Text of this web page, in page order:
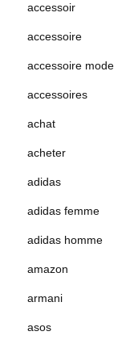
accessoir
accessoire
accessoire mode
accessoires
achat
acheter
adidas
adidas femme
adidas homme
amazon
armani
asos